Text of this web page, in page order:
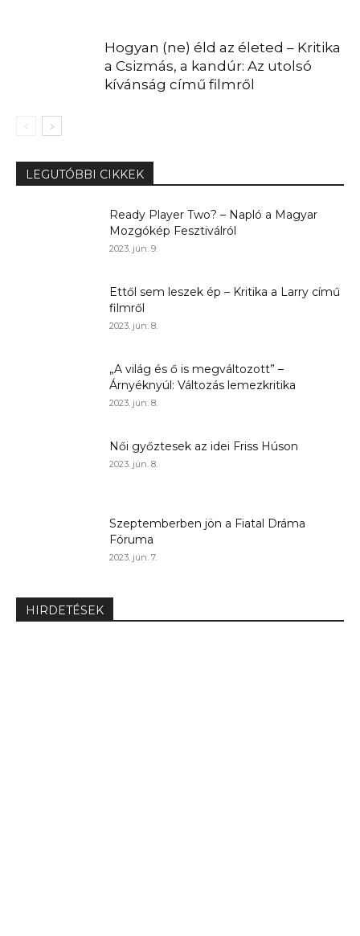
Hogyan (ne) éld az életed – Kritika
a Csizmás, a kandúr: Az utolsó
kívánság című filmről
LEGUTÓBBI CIKKEK
Ready Player Two? – Napló a Magyar
Mozgókép Fesztiválról
2023. jún. 9.
Ettől sem leszek ép – Kritika a Larry című
filmről
2023. jún. 8.
„A világ és ő is megváltozott” –
Árnyéknyúl: Változás lemezkritika
2023. jún. 8.
Női győztesek az idei Friss Húson
2023. jún. 8.
Szeptemberben jön a Fiatal Dráma
Fóruma
2023. jún. 7.
HIRDETÉSEK